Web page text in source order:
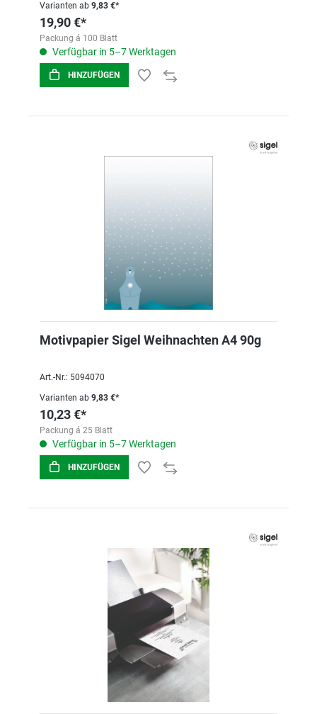
Varianten ab 9,83 €*
19,90 €*
Packung á 100 Blatt
Verfügbar in 5–7 Werktagen
HINZUFÜGEN
Motivpapier Sigel Weihnachten A4 90g
Art.-Nr.: 5094070
Varianten ab 9,83 €*
10,23 €*
Packung á 25 Blatt
Verfügbar in 5–7 Werktagen
HINZUFÜGEN